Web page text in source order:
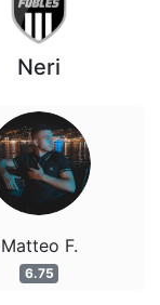
Neri
Matteo F.
6.75